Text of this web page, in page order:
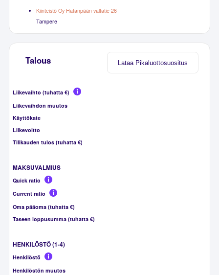
Kiinteistö Oy Hatanpään valtatie 26
Tampere
Lataa Pikaluottosuositus
Talous
Liikevaihto (tuhatta €)
Liikevaihdon muutos
Käyttökate
Liikevoitto
Tilikauden tulos (tuhatta €)
MAKSUVALMIUS
Quick ratio
Current ratio
Oma pääoma (tuhatta €)
Taseen loppusumma (tuhatta €)
HENKILÖSTÖ (1-4)
Henkilöstö
Henkilöstön muutos